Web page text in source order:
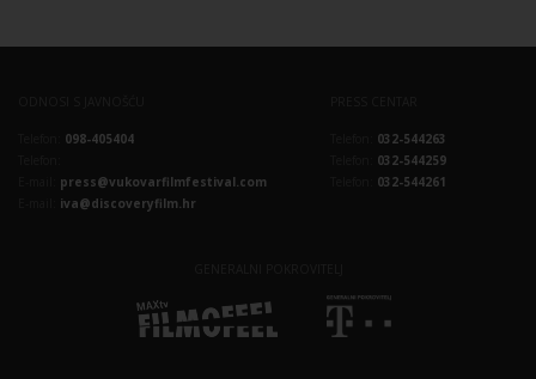
098-405404
press@vukovarfilmfestival.com
iva@discoveryfilm.hr
032-544263
032-544259
032-544261